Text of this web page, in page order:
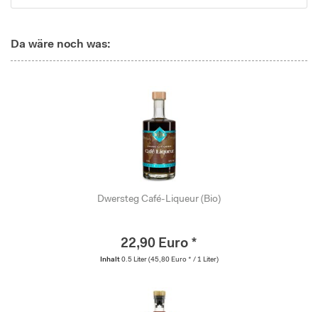
Da wäre noch was:
Dwersteg Café-Liqueur (Bio)
22,90 Euro *
Inhalt 0.5 Liter (45,80 Euro * / 1 Liter)